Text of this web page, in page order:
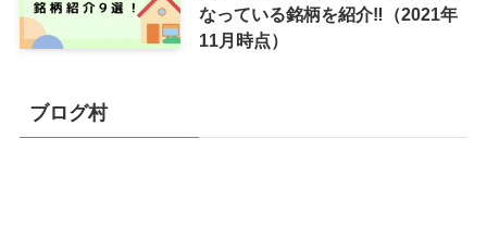
なっている銘柄を紹介‼（2021年
11月時点）
ブログ村